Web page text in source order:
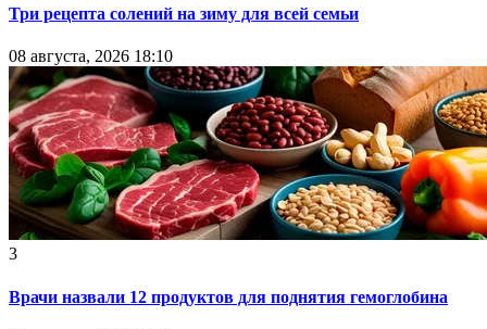
Три рецепта солений на зиму для всей семьи
08 августа, 2026 18:10
3
Врачи назвали 12 продуктов для поднятия гемоглобина